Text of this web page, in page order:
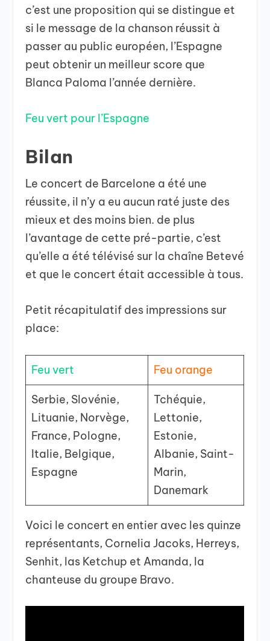
c’est une proposition qui se distingue et
si le message de la chanson réussit à
passer au public européen, l’Espagne
peut obtenir un meilleur score que
Blanca Paloma l’année dernière.
Feu vert pour l’Espagne
Bilan
Le concert de Barcelone a été une
réussite, il n’y a eu aucun raté juste des
mieux et des moins bien. de plus
l’avantage de cette pré-partie, c’est
qu’elle a été télévisé sur la chaîne Betevé
et que le concert était accessible à tous.
Petit récapitulatif des impressions sur
place:
Feu vert Feu orange
Serbie, Slovénie,
Lituanie, Norvège,
France, Pologne,
Italie, Belgique,
Espagne
Tchéquie,
Lettonie,
Estonie,
Albanie, Saint-
Marin,
Danemark
Voici le concert en entier avec les quinze
représentants, Cornelia Jacoks, Herreys,
Senhit, las Ketchup et Amanda, la
chanteuse du groupe Bravo.